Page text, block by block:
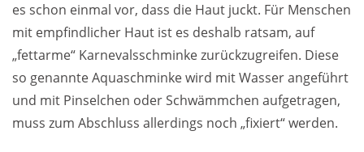
es schon einmal vor, dass die Haut juckt. Für Menschen
mit empfindlicher Haut ist es deshalb ratsam, auf
„fettarme“ Karnevalsschminke zurückzugreifen. Diese
so genannte Aquaschminke wird mit Wasser angeführt
und mit Pinselchen oder Schwämmchen aufgetragen,
muss zum Abschluss allerdings noch „fixiert“ werden.